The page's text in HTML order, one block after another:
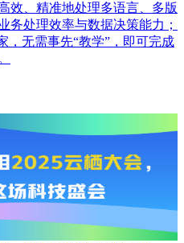
效、精准地处理多语言、多版
务处理效率与数据决策能力；
，无需事先“教学”，即可完成